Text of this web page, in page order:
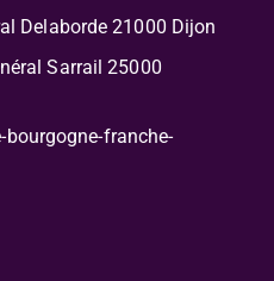
Delaborde 21000 Dijon
Sarrail 25000
bourgogne-franche-